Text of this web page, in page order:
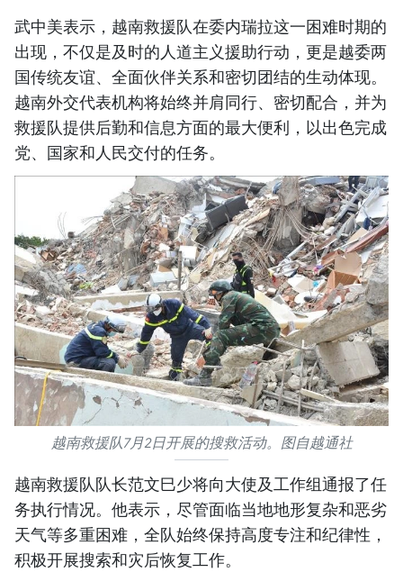
武中美表示，越南救援队在委内瑞拉这一困难时期的
出现，不仅是及时的人道主义援助行动，更是越委两
国传统友谊、全面伙伴关系和密切团结的生动体现。
越南外交代表机构将始终并肩同行、密切配合，并为
救援队提供后勤和信息方面的最大便利，以出色完成
党、国家和人民交付的任务。
越南救援队7月2日开展的搜救活动。图自越通社
越南救援队队长范文巳少将向大使及工作组通报了任
务执行情况。他表示，尽管面临当地地形复杂和恶劣
天气等多重困难，全队始终保持高度专注和纪律性，
积极开展搜索和灾后恢复工作。